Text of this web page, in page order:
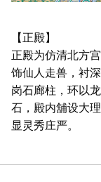
【正殿】
正殿为仿清北方
饰仙人走兽，衬
岗石廊柱，环以
石，殿内舖设大
显灵秀庄严。